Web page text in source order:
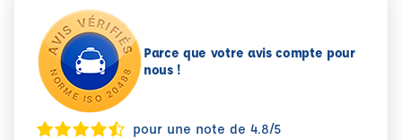
Parce que votre avis compte pour
nous !
pour une note de 4.8/5